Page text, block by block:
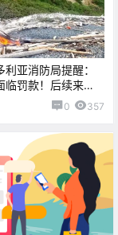
利亚消防局提醒：
临罚款！后续来
击案筹募已超14
0 357